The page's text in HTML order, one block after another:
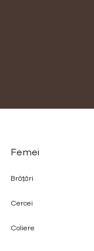
Femei
Brățări
Cercei
Coliere